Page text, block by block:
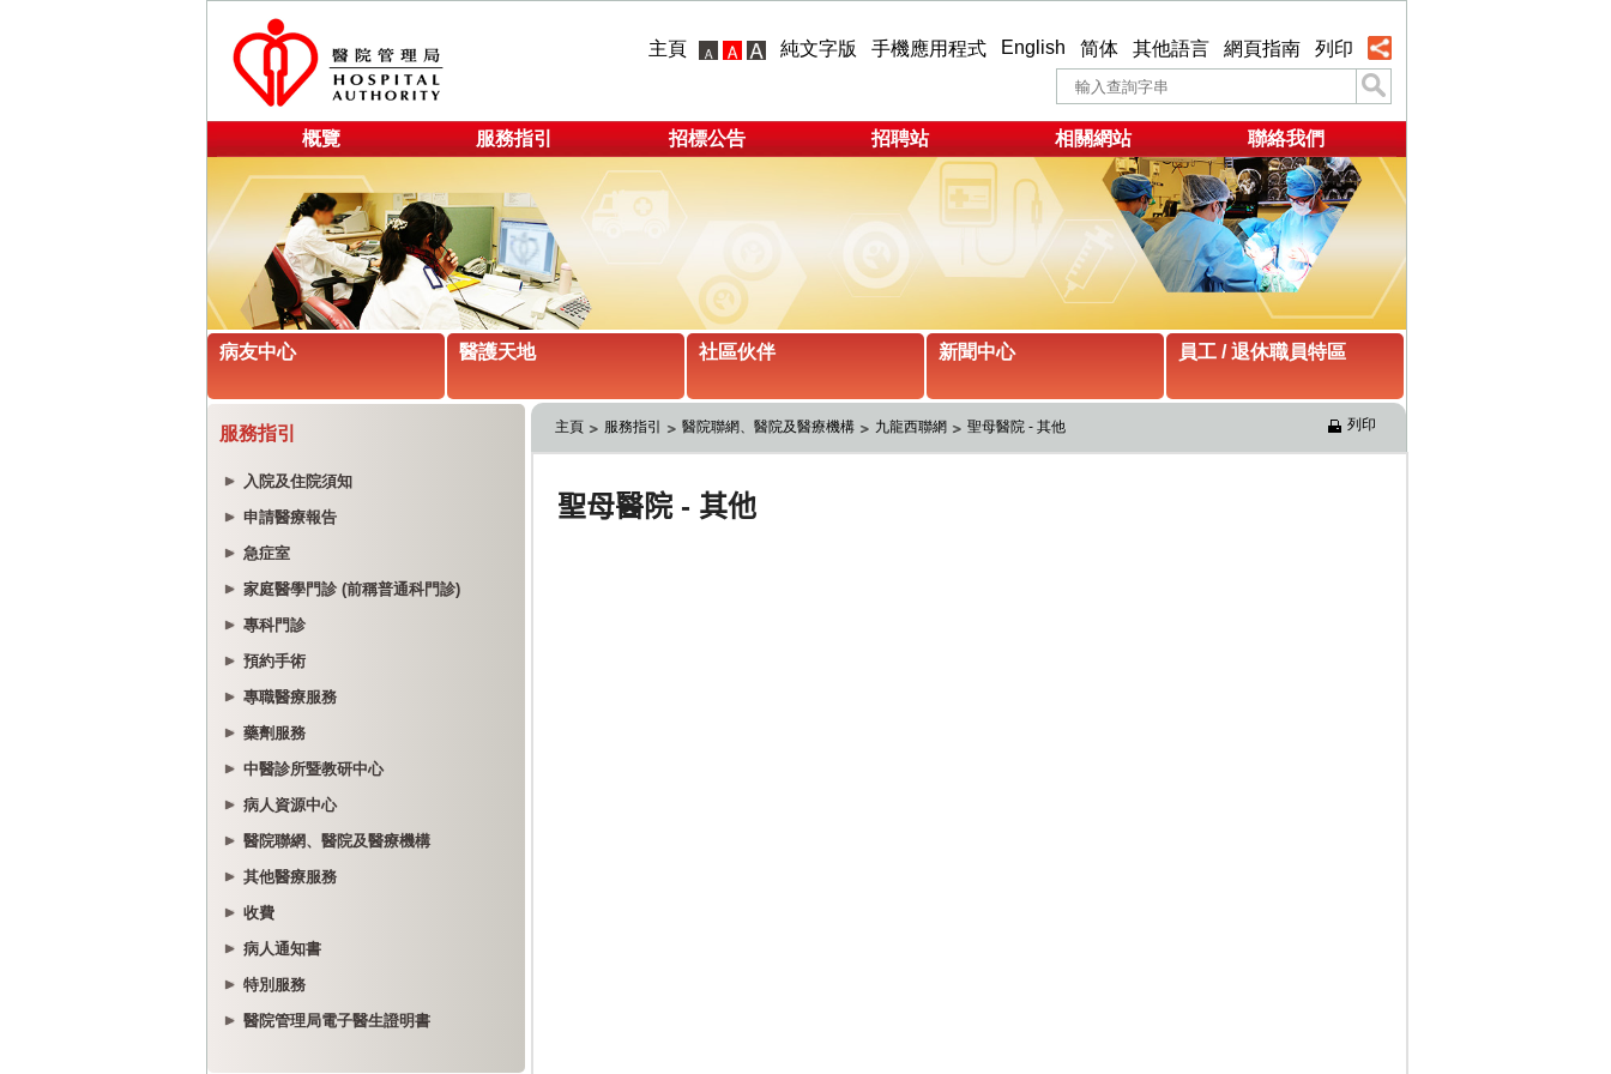
主頁 純文字版 手機應用程式 English 简体 其他語言 網頁指南 列印
概覽 服務指引 招標公告 招聘站 相關網站 聯絡我們
病友中心 醫護天地 社區伙伴 新聞中心 員工 / 退休職員特區
服務指引
入院及住院須知
申請醫療報告
急症室
家庭醫學門診 (前稱普通科門診)
專科門診
預約手術
專職醫療服務
藥劑服務
中醫診所暨教研中心
病人資源中心
醫院聯網、醫院及醫療機構
其他醫療服務
收費
病人通知書
特別服務
醫院管理局電子醫生證明書
主頁 服務指引 醫院聯網、醫院及醫療機構 九龍西聯網 聖母醫院 - 其他 列印